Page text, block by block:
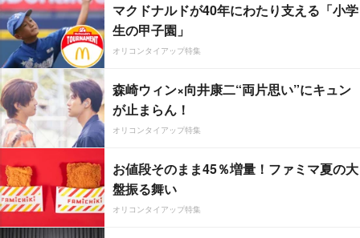
マクドナルドが40年にわたり支える「小学
生の甲子園」
オリコンタイアップ特集
森崎ウィン×向井康二“両片思い”にキュン
が止まらん！
オリコンタイアップ特集
お値段そのまま45％増量！ファミマ夏の大
盤振る舞い
オリコンタイアップ特集